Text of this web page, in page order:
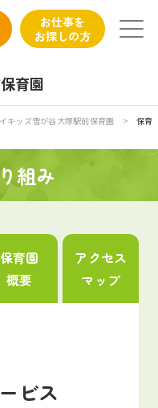
育園
お仕事を
お探しの方
キッズ雪が谷大塚駅前保育園 >
保育
組み
保育園
概要
アクセス
マップ
ビス